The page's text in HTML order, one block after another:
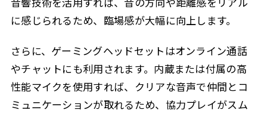
に感じられるため、臨場感が大幅に向上します。
さらに、ゲーミングヘッドセットはオンライン通話
やチャットにも利用されます。内蔵または付属の高
性能マイクを使用すれば、クリアな音声で仲間とコ
ミュニケーションが取れるため、協力プレイがスム